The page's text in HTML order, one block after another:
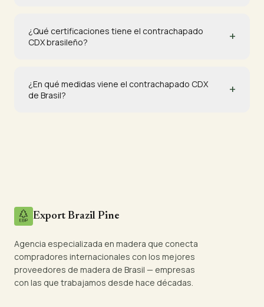
¿Qué certificaciones tiene el contrachapado
CDX brasileño?
+
¿En qué medidas viene el contrachapado CDX
de Brasil?
+
Export Brazil Pine
Agencia especializada en madera que conecta
compradores internacionales con los mejores
proveedores de madera de Brasil — empresas
con las que trabajamos desde hace décadas.